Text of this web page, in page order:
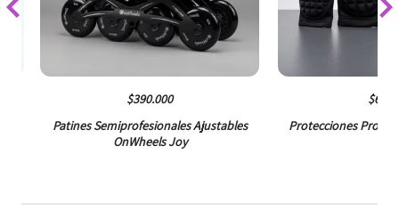
$390.000
Patines Semiprofesionales Ajustables
OnWheels Joy
Protecciones